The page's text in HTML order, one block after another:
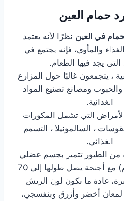
حمام العين
في العين نظرًا لأنه يعتمد
والمأوى، فإنه يجتمع في
يجد فيها الطعام.
، يتجمعون غالبًا حول المزارع
ومصانع تصنيع المواد
الغذائية.
التي تشمل المكورات
، السالمونيلا ، التسمم
الغذائي.
من الطيور تتميز بجسم عضلي
(26 سم – 35 سم) مع أجنحة يصل طولها إلى 70
عادة ما يكون لون الريش
لمعان أخضر وأزرق وبنفسجي،